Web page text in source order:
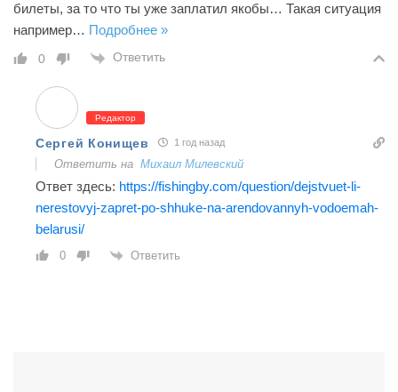
билеты, за то что ты уже заплатил якобы… Такая ситуация
например… Подробнее »
0 Ответить
Редактор
Сергей Конищев 1 год назад
Ответить на Михаил Милевский
Ответ здесь: https://fishingby.com/question/dejstvuet-li-
nerestovyj-zapret-po-shhuke-na-arendovannyh-vodoemah-
belarusi/
0 Ответить